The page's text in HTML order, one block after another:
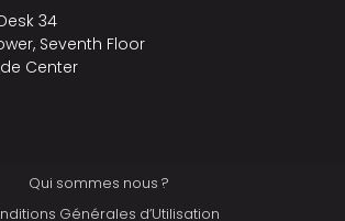
34
Seventh Floor
Center
Qui sommes nous ?
Générales d’Utilisation